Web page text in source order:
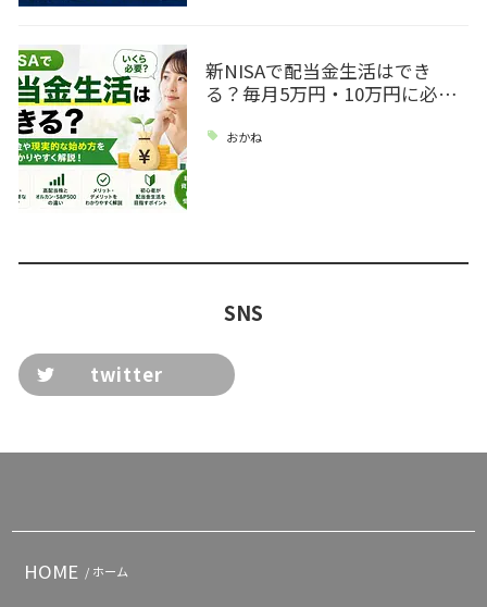
新NISAで配当金生活はでき
る？毎月5万円・10万円に必…
おかね
SNS
twitter
HOME / ホーム